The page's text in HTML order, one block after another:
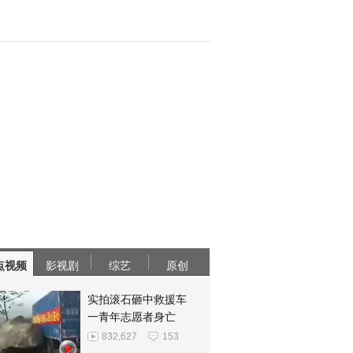
视频 影视剧 综艺 原创
实拍滚石砸中救援车
一青年志愿者身亡
832,627 153